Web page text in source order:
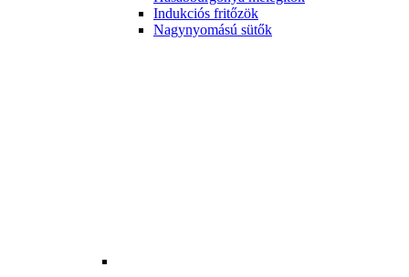
Indukciós fritőzök
Nagynyomású sütők